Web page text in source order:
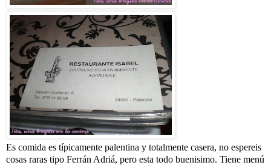
Es comida es típicamente palentina y totalmente casera, no espereis
cosas raras tipo Ferrán Adriá, pero esta todo buenisimo. Tiene menú